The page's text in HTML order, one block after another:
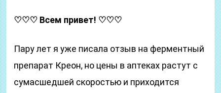
♡♡♡ Всем привет! ♡♡♡
Пару лет я уже писала отзыв на ферментный
препарат Креон, но цены в аптеках растут с
сумасшедшей скоростью и приходится